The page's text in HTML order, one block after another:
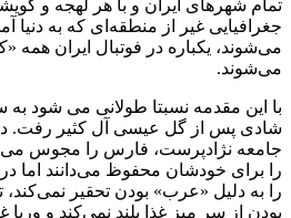
تمام شهرهای ایران و با هر لهجه و
جغرافیایی غیر از منطقه‌ای که به دنیا
می‌شوند، یکباره در فوتبال ایران همه
می‌شوند.
با این مقدمه نسبتا طولانی می شود به
شادی پس از گل عیسی آل کثیر رفت.
جامعه نژادپرست، فارس را مجوس
را برای خودشان محفوظ می‌دانند اما
را به دلیل «عرب» بودن تحقیر نمی‌کند،
بودن از سر میز غذا بلند نمی‌کند و